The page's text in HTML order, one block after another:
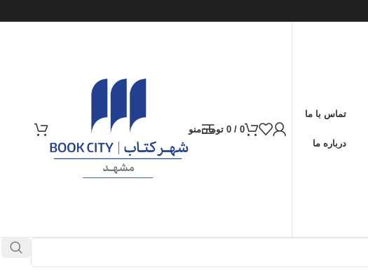
تماس با ما
درباره ما
0
/
0 تومانمنو